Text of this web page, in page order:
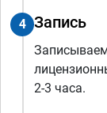
4 Запись
2-3 часа.